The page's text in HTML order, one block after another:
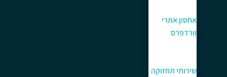
אחסון אתרי
וורדפרס
שירותי תחזוקה